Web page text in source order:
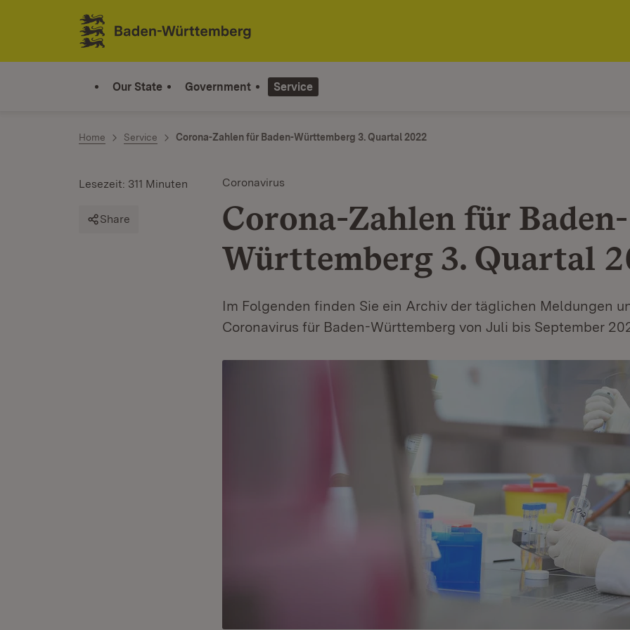
Jump to contents
Link zur Startseite
Our State Government Service
Home Service Corona-Zahlen für Baden-Württemberg 3. Quartal 2022
Coronavirus
Corona-Zahlen für Baden-
Württemberg 3. Quartal
Im Folgenden finden Sie ein Archiv der täglichen Meldungen
Coronavirus für Baden-Württemberg von Juli bis September
Lesezeit: 311 Minuten
Share